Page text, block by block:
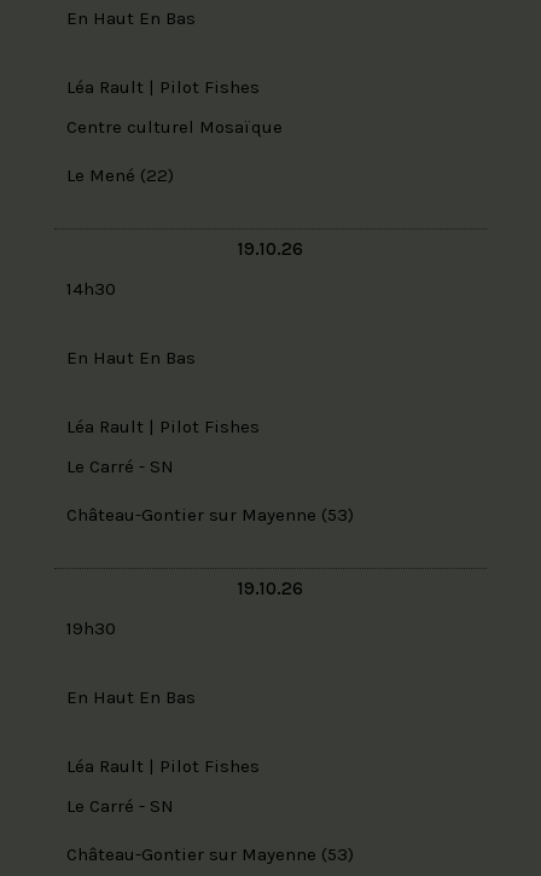
En Haut En Bas
Léa Rault | Pilot Fishes
Centre culturel Mosaïque
Le Mené (22)
19.10.26
14h30
En Haut En Bas
Léa Rault | Pilot Fishes
Le Carré - SN
Château-Gontier sur Mayenne (53)
19.10.26
19h30
En Haut En Bas
Léa Rault | Pilot Fishes
Le Carré - SN
Château-Gontier sur Mayenne (53)